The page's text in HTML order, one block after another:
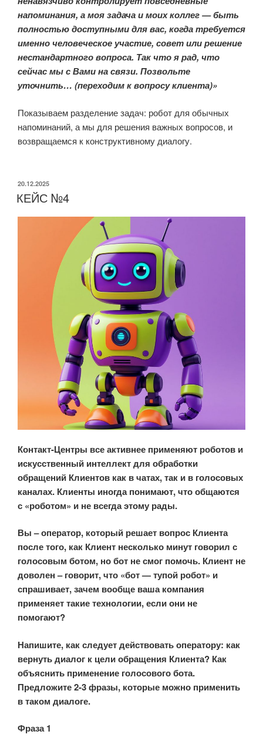
напоминания, а моя задача и моих коллег — быть
полностью доступными для вас, когда требуется
именно человеческое участие, совет или решение
нестандартного вопроса. Так что я рад, что
сейчас мы с Вами на связи. Позвольте
уточнить… (переходим к вопросу клиента)»
Показываем разделение задач: робот для обычных
напоминаний, а мы для решения важных вопросов, и
возвращаемся к конструктивному диалогу.
ОПУБЛИКОВАНО
20.12.2025
КЕЙС №4
Контакт-Центры все активнее применяют роботов и
искусственный интеллект для обработки
обращений Клиентов как в чатах, так и в голосовых
каналах. Клиенты иногда понимают, что общаются
с «роботом» и не всегда этому рады.
Вы – оператор, который решает вопрос Клиента
после того, как Клиент несколько минут говорил с
голосовым ботом, но бот не смог помочь. Клиент не
доволен – говорит, что «бот — тупой робот» и
спрашивает, зачем вообще ваша компания
применяет такие технологии, если они не
помогают?
Напишите, как следует действовать оператору: как
вернуть диалог к цели обращения Клиента? Как
объяснить применение голосового бота.
Предложите 2-3 фразы, которые можно применить
в таком диалоге.
Фраза 1